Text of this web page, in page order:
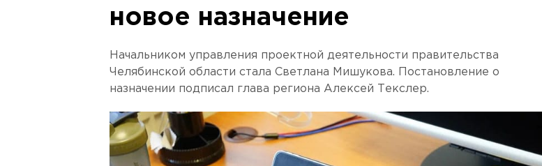
новое назначение
Начальником управления проектной деятельности правительства
Челябинской области стала Светлана Мишукова. Постановление о
назначении подписал глава региона Алексей Текслер.